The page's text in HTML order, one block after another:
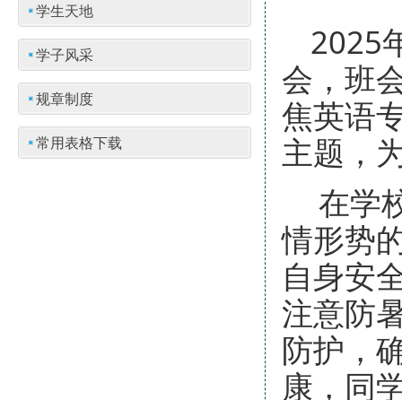
学生天地
学子风采
规章制度
常用表格下载
2025
会，班
焦英语
主题，
在学
情形势
自身安
注意防
防护，
康，同